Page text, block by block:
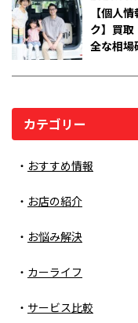
【個人
ク】買
全な相場
カテゴリー
おすすめ情報
お店の紹介
お悩み解決
カーライフ
サービス比較